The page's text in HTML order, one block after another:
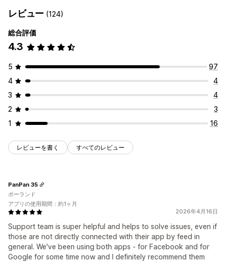
レビュー (124)
総合評価
4.3
5
97
4
4
3
4
2
3
1
16
レビューを書く すべてのレビュー
2026年4月16日
Support team is super helpful and helps to solve issues, even if
those are not directly connected with their app by feed in
general. We've been using both apps - for Facebook and for
Google for some time now and I definitely recommend them
PanPan 35
ポーランド
アプリの使用期間：約1ヶ月